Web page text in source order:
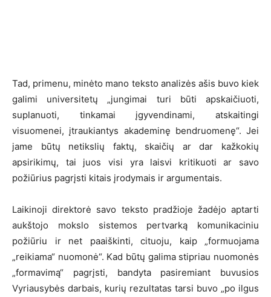
Tad, primenu, minėto mano teksto analizės ašis buvo kiek
galimi universitetų „jungimai turi būti apskaičiuoti,
suplanuoti, tinkamai įgyvendinami, atskaitingi
visuomenei, įtraukiantys akademinę bendruomenę“. Jei
jame būtų netikslių faktų, skaičių ar dar kažkokių
apsirikimų, tai juos visi yra laisvi kritikuoti ar savo
požiūrius pagrįsti kitais įrodymais ir argumentais.
Laikinoji direktorė savo teksto pradžioje žadėjo aptarti
aukštojo mokslo sistemos pertvarką komunikaciniu
požiūriu ir net paaiškinti, cituoju, kaip „formuojama
„reikiama“ nuomonė“. Kad būtų galima stipriau nuomonės
„formavimą“ pagrįsti, bandyta pasiremiant buvusios
Vyriausybės darbais, kurių rezultatas tarsi buvo „po ilgus